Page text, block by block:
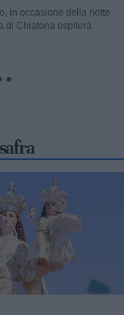
l'amministrazione
Zaccaro,